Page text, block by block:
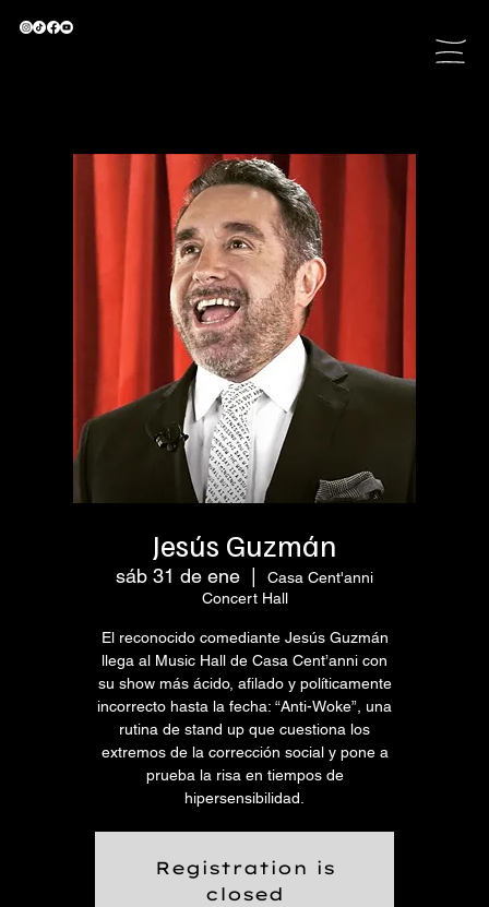
Jesús Guzmán
sáb 31 de ene
  |
Casa Cent'anni
Concert Hall
El reconocido comediante Jesús Guzmán
llega al Music Hall de Casa Cent’anni con
su show más ácido, afilado y políticamente
incorrecto hasta la fecha: “Anti-Woke”, una
rutina de stand up que cuestiona los
extremos de la corrección social y pone a
prueba la risa en tiempos de
hipersensibilidad.
Registration is
closed